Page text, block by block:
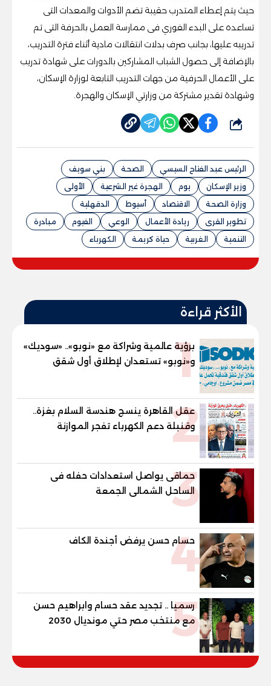
حيث يتم إعطاء المتدرب حقيبة تضم الأدوات والمعدات التى
تساعده على البدء الفوري فى ممارسة العمل بالحرفة التى تم
تدريبه عليها، بجانب صرف بدلات انتقالات مادية أثناء فترة التدريب،
بالإضافة إلى حصول الشباب المشاركين بالدورات على شهادة تدريب
على الأعمال الحرفية من جهات التدريب التابعة لوزارة الإسكان،
وشهادة تقدير مشتركة من وزارتي الإسكان والهجرة.
شارك
الرئيس عبد الفتاح السيسي الصحة
بني سويف
وزير الإسكان
يوم الهجرة غير الشرعية
الأولى
وزارة الصحة
الاقتصاد أسيوط
الدقهلية
تطوير القرى
ريادة الأعمال الوعي الفيوم
مبادرة
التنمية
الغربية حياة كريمة الكهرباء
الأكثر قراءة
1
برؤية عالمية وشراكة مع «نوبو».. «سوديك»
و«نوبو» تستعدان لإطلاق أول شقق
فندقية تحمل علامة "نوبو" العالمية في
2
عقل القاهرة ينسج هندسة السلام بغزة..
وقنبلة دعم الكهرباء تفجر الموازنة
3
حماقى يواصل استعدادات حفله فى
الساحل الشمالى الجمعة
4
حسام حسن يرفض أجندة الكاف
5
رسميا .. تجديد عقد حسام وابراهيم حسن
مع منتخب مصر حتي مونديال 2030